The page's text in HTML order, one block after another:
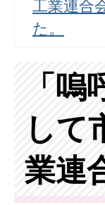
工業連合
た。
「
して
業連